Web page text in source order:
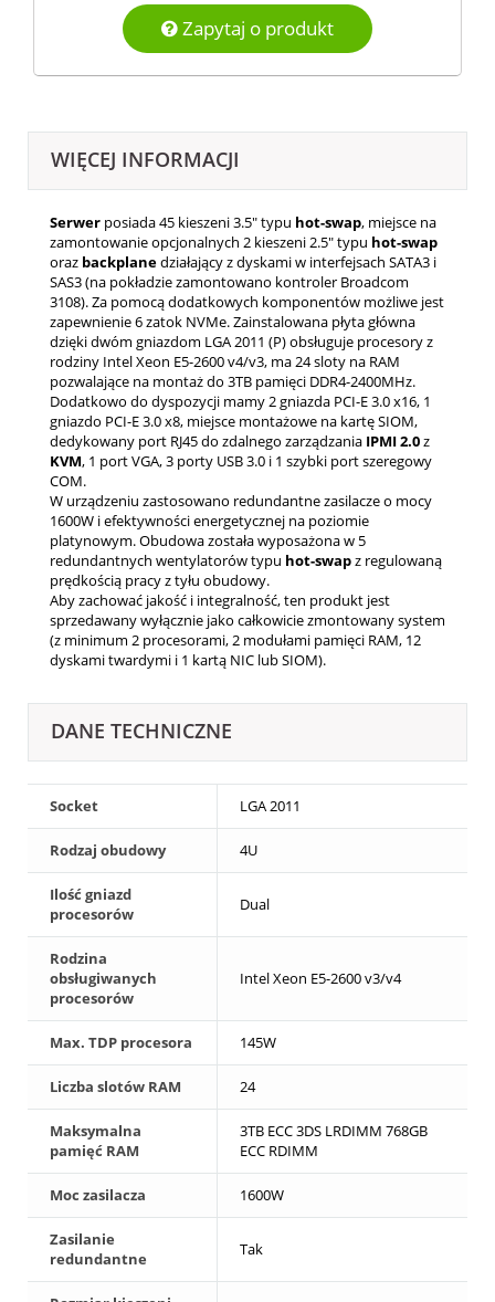
Zapytaj o produkt
WIĘCEJ INFORMACJI
Serwer posiada 45 kieszeni 3.5" typu hot-swap, miejsce na
zamontowanie opcjonalnych 2 kieszeni 2.5" typu hot-swap
oraz backplanedziałający z dyskami w interfejsach SATA3 i
SAS3 (na pokładzie zamontowano kontroler Broadcom
3108). Za pomocą dodatkowych komponentów możliwe jest
zapewnienie 6 zatok NVMe. Zainstalowana płyta główna
dzięki dwóm gniazdom LGA 2011 (P) obsługuje procesory z
rodziny Intel Xeon E5-2600 v4/v3, ma 24 sloty na RAM
pozwalające na montaż do 3TB pamięci DDR4-2400MHz.
Dodatkowo do dyspozycji mamy 2 gniazda PCI-E 3.0 x16, 1
gniazdo PCI-E 3.0 x8, miejsce montażowe na kartę SIOM,
dedykowany port RJ45 do zdalnego zarządzania IPMI 2.0z
KVM, 1 port VGA, 3 porty USB 3.0 i 1 szybki port szeregowy
COM.
W urządzeniu zastosowano redundantne zasilacze o mocy
1600W i efektywności energetycznej na poziomie
platynowym. Obudowa została wyposażona w 5
redundantnych wentylatorów typu hot-swapz regulowaną
prędkością pracy z tyłu obudowy.
Aby zachować jakość i integralność, ten produkt jest
sprzedawany wyłącznie jako całkowicie zmontowany system
(z minimum 2 procesorami, 2 modułami pamięci RAM, 12
dyskami twardymi i 1 kartą NIC lub SIOM).
DANE TECHNICZNE
Socket LGA 2011
Rodzaj obudowy 4U
Ilość gniazd
procesorów
Dual
Rodzina
obsługiwanych
procesorów
Intel Xeon E5-2600 v3/v4
Max. TDP procesora 145W
Liczba slotów RAM 24
Maksymalna
pamięć RAM
3TB ECC 3DS LRDIMM 768GB
ECC RDIMM
Moc zasilacza 1600W
Zasilanie
redundantne
Tak